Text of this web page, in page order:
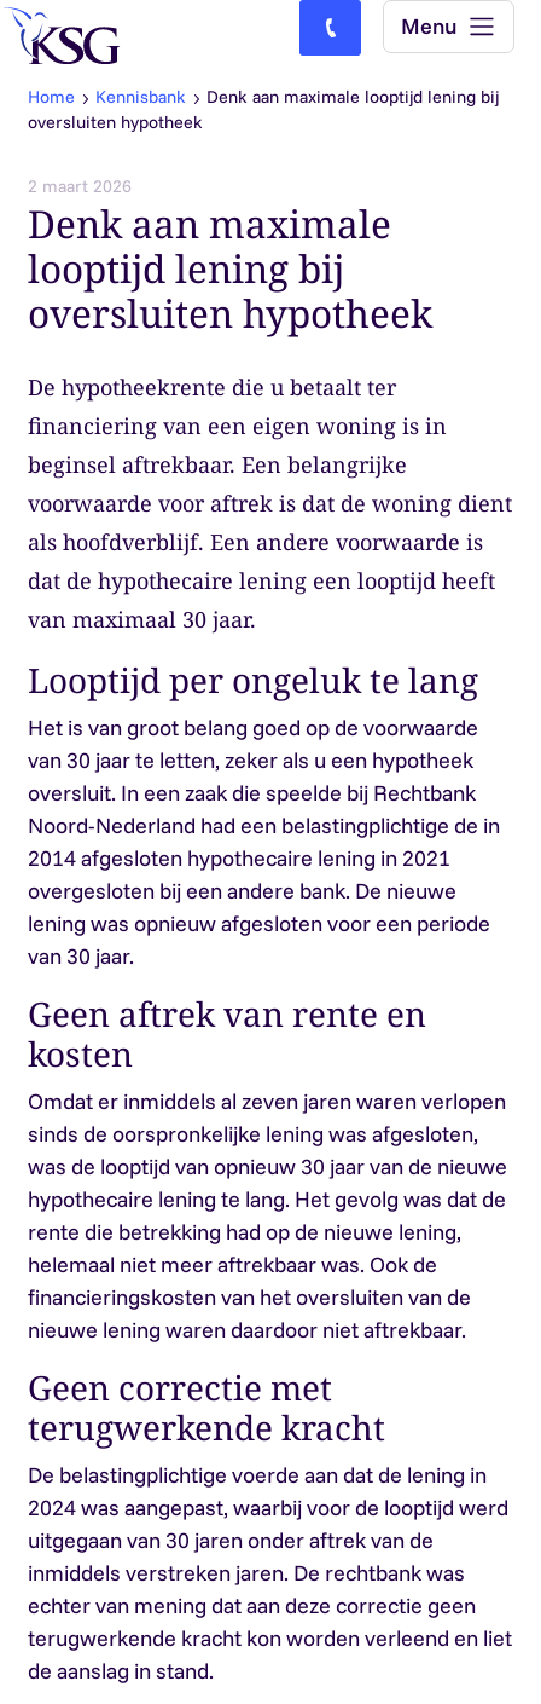
Skip to content
Bel ons: (0)77-4740000
Menu
Home Kennisbank
Denk aan maximale looptijd lening bij
oversluiten hypotheek
2 maart 2026
Denk aan maximale
looptijd lening bij
oversluiten hypotheek
De hypotheekrente die u betaalt ter
financiering van een eigen woning is in
beginsel aftrekbaar. Een belangrijke
voorwaarde voor aftrek is dat de woning dient
als hoofdverblijf. Een andere voorwaarde is
dat de hypothecaire lening een looptijd heeft
van maximaal 30 jaar.
Looptijd per ongeluk te lang
Het is van groot belang goed op de voorwaarde
van 30 jaar te letten, zeker als u een hypotheek
oversluit. In een zaak die speelde bij Rechtbank
Noord-Nederland had een belastingplichtige de in
2014 afgesloten hypothecaire lening in 2021
overgesloten bij een andere bank. De nieuwe
lening was opnieuw afgesloten voor een periode
van 30 jaar.
Geen aftrek van rente en
kosten
Omdat er inmiddels al zeven jaren waren verlopen
sinds de oorspronkelijke lening was afgesloten,
was de looptijd van opnieuw 30 jaar van de nieuwe
hypothecaire lening te lang. Het gevolg was dat de
rente die betrekking had op de nieuwe lening,
helemaal niet meer aftrekbaar was. Ook de
financieringskosten van het oversluiten van de
nieuwe lening waren daardoor niet aftrekbaar.
Geen correctie met
terugwerkende kracht
De belastingplichtige voerde aan dat de lening in
2024 was aangepast, waarbij voor de looptijd werd
uitgegaan van 30 jaren onder aftrek van de
inmiddels verstreken jaren. De rechtbank was
echter van mening dat aan deze correctie geen
terugwerkende kracht kon worden verleend en liet
de aanslag in stand.